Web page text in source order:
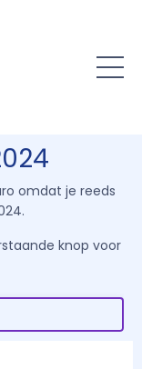
omdat je reeds
knop voor